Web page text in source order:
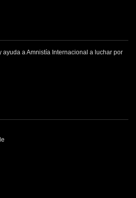
ayuda a Amnistía Internacional a luchar por